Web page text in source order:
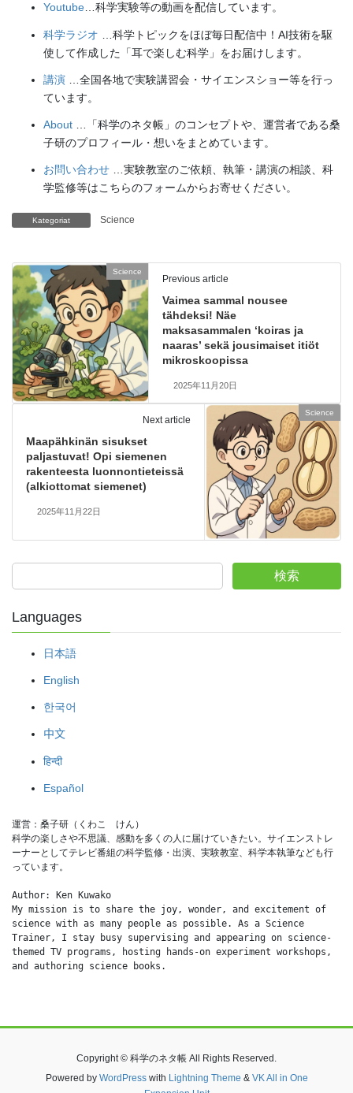
Youtube…科学実験等の動画を配信しています。
科学ラジオ …科学トピックをほぼ毎日配信中！AI技術を駆
使して作成した「耳で楽しむ科学」をお届けします。
講演 …全国各地で実験講習会・サイエンスショー等を行っ
ています。
About …「科学のネタ帳」のコンセプトや、運営者である桑
子研のプロフィール・想いをまとめています。
お問い合わせ …実験教室のご依頼、執筆・講演の相談、科
学監修等はこちらのフォームからお寄せください。
Kategoriat Science
Science
Previous article
Vaimea sammal nousee
tähdeksi! Näe
maksasammalen ‘koiras ja
naaras’ sekä jousimaiset itiöt
mikroskoopissa
2025年11月20日
Science
Next article
Maapähkinän sisukset
paljastuvat! Opi siemenen
rakenteesta luonnontieteissä
(alkiottomat siemenet)
2025年11月22日
検索
Languages
日本語
English
한국어
中文
हिन्दी
Español
運営：桑子研（くわこ　けん）
科学の楽しさや不思議、感動を多くの人に届けていきたい。サイエンストレ
ーナーとしてテレビ番組の科学監修・出演、実験教室、科学本執筆なども行
っています。
Author: Ken Kuwako
My mission is to share the joy, wonder, and excitement of
science with as many people as possible. As a Science
Trainer, I stay busy supervising and appearing on science-
themed TV programs, hosting hands-on experiment workshops,
and authoring science books.
Copyright © 科学のネタ帳 All Rights Reserved.
Powered by WordPresswith Lightning Theme & VK All in One